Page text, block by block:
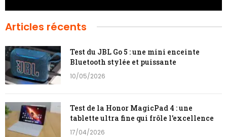
Articles récents
Test du JBL Go 5 : une mini enceinte
Bluetooth stylée et puissante
10/05/2026
Test de la Honor MagicPad 4 : une
tablette ultra fine qui frôle l’excellence
17/04/2026